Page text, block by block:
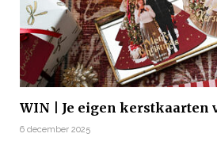
WIN | Je eigen kerstkaarten
6 december 2025